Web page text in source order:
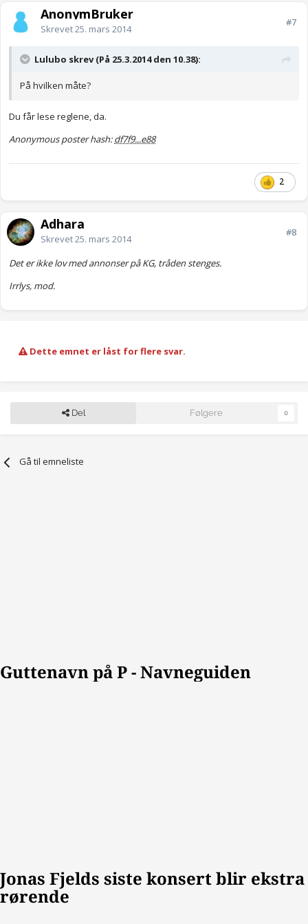
AnonymBruker
Skrevet25. mars 2014
#7
Lulubo skrev (På 25.3.2014 den 10.38):
På hvilken måte?
Du får lese reglene, da.
Anonymous poster hash:df7f9...e88
2
Adhara
Skrevet25. mars 2014
#8
Det er ikke lov med annonser på KG, tråden stenges.
Irrlys, mod.
Dette emnet er låst for flere svar.
Del Følgere 0
Gå til emneliste